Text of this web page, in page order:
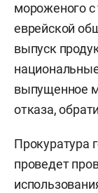
мороженого с
еврейской
выпуск
выпущенное
отказа,
Прокуратура
проведет